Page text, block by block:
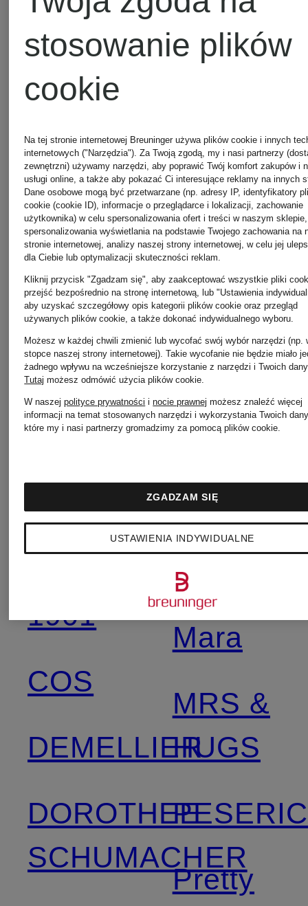
CHANEL
Pozostałe marki
10DAYS
Betty
Barclay
CAMBIO
CATNOIR
1901
COS
DEMELLIER
DOROTHEE
SCHUMACHER
MARC
AUREL
MARC
CAIN
Marc
O'Polo
Max
Mara
MRS &
HUGS
Pretty
stosowanie plików
cookie
Na tej stronie internetowej Breuninger używa plików cookie i innych
internetowych ("Narzędzia"). Za Twoją zgodą, my i nasi partnerzy
zewnętrzni) używamy narzędzi, aby poprawić Twój komfort zakupów i
usługi online, a także aby pokazać Ci interesujące reklamy na innych
Dane osobowe mogą być przetwarzane (np. adresy IP, identyfikatory
cookie (cookie ID), informacje o przeglądarce i lokalizacji, zachowanie
użytkownika) w celu spersonalizowania ofert i treści w naszym sklepie,
spersonalizowania wyświetlania na podstawie Twojego zachowania na
stronie internetowej, analizy naszej strony internetowej, w celu jej
dla Ciebie lub optymalizacji skuteczności reklam.
Kliknij przycisk "Zgadzam się", aby zaakceptować wszystkie pliki
przejść bezpośrednio na stronę internetową, lub "Ustawienia
aby uzyskać szczegółowy opis kategorii plików cookie oraz przegląd
używanych plików cookie, a także dokonać indywidualnego wyboru.
Możesz w każdej chwili zmienić lub wycofać swój wybór narzędzi (np.
stopce naszej strony internetowej). Takie wycofanie nie będzie miało
żadnego wpływu na wcześniejsze korzystanie z narzędzi i Twoich
Tutaj możesz odmówić użycia plików cookie.
W naszejpolityce prywatności inocie prawnej możesz znaleźć więcej
informacji na temat stosowanych narzędzi i wykorzystania Twoich
które my i nasi partnerzy gromadzimy za pomocą plików cookie.
USTAWIENIA INDYWIDUALNE
ZGADZAM SIĘ